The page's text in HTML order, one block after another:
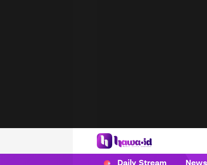
HAWA
Haluan Wanita Indonesia